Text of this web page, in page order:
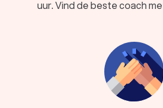
coaches in Vorselaar hebben een
u ook helpen door direct prijsopgaven
verschillende coaches. Zo kunt u
vergelijken en de coach kiezen die
uur. Vind de beste coach